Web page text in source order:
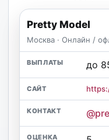
Pretty Model
Москва · Онлайн /
до